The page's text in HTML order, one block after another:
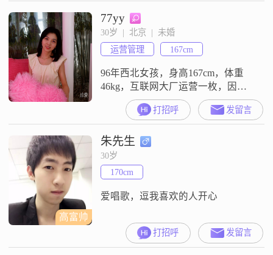
欢传统文化，不排斥信仰，不迷信
科学，能独立思考不随波逐流欢迎
结识道教朋友和中医朋友，如是异
性结成夫妻那真是人生一大幸事
77yy
30岁  |  北京  |  未婚
运营管理
167cm
96年西北女孩，身高167cm，体重
46kg，互联网大厂运营一枚，因工
作原因身边几乎都是女孩。消息都
会看，不回复就是不合适，请不要
重复发。年龄大八岁以上勿扰，喜
欢闲聊广撒网者勿扰，离异勿扰。
大家都挺忙 别浪费时间，谢谢
打招呼 发留言
高富帅
朱先生
30岁
170cm
爱唱歌，逗我喜欢的人开心
打招呼 发留言